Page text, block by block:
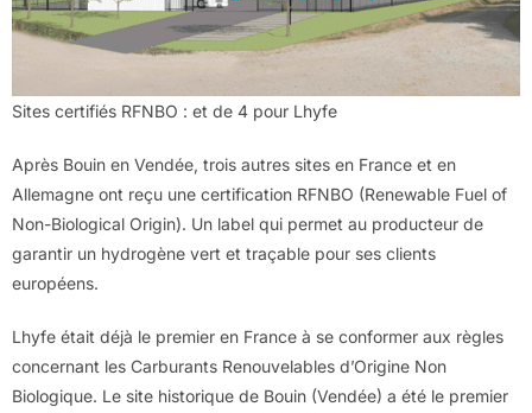
Sites certifiés RFNBO : et de 4 pour Lhyfe
Après Bouin en Vendée, trois autres sites en France et en
Allemagne ont reçu une certification RFNBO (Renewable Fuel of
Non-Biological Origin). Un label qui permet au producteur de
garantir un hydrogène vert et traçable pour ses clients
européens.
Lhyfe était déjà le premier en France à se conformer aux règles
concernant les Carburants Renouvelables d’Origine Non
Biologique. Le site historique de Bouin (Vendée) a été le premier